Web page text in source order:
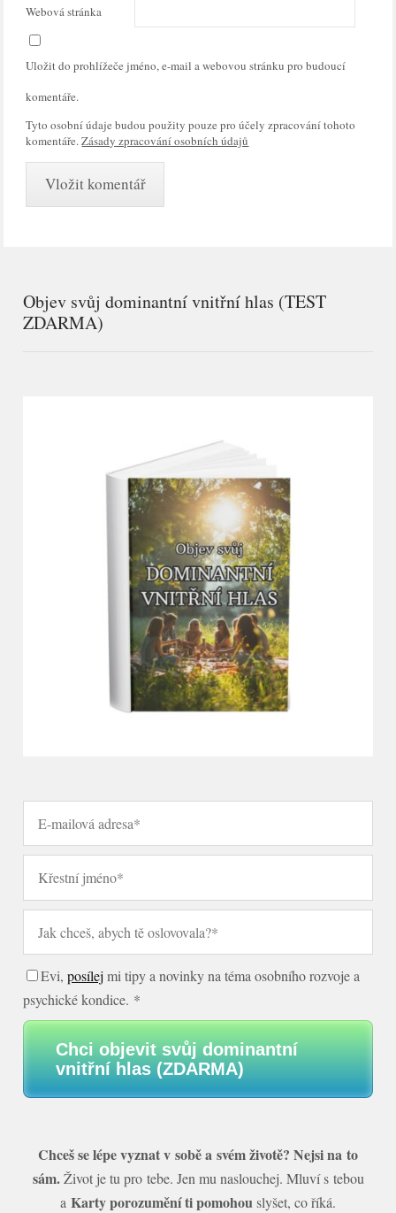
Webová stránka
Uložit do prohlížeče jméno, e-mail a webovou stránku pro budoucí
komentáře.
Tyto osobní údaje budou použity pouze pro účely zpracování tohoto
komentáře.Zásady zpracování osobních údajů
Objev svůj dominantní vnitřní hlas (TEST
ZDARMA)
Evi,posílej mi tipy a novinky na téma osobního rozvoje a
psychické kondice. *
Chci objevit svůj dominantní
vnitřní hlas (ZDARMA)
Chceš se lépe vyznat v sobě a svém životě? Nejsi na to
sám.Život je tu pro tebe. Jen mu naslouchej. Mluví s tebou
a Karty porozumění ti pomohouslyšet, co říká.